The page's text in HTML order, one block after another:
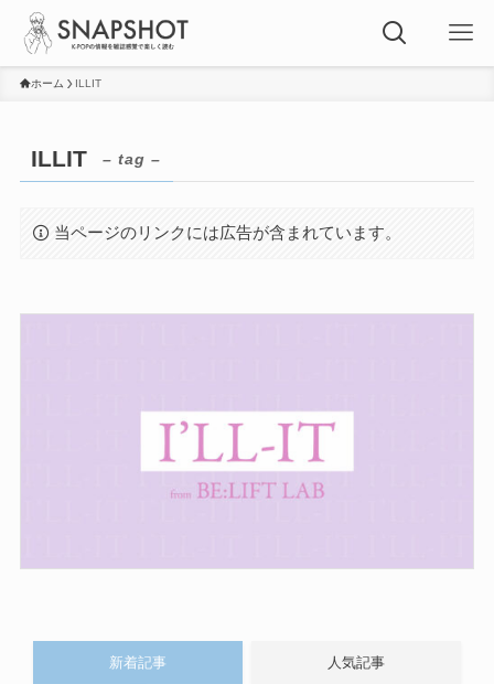
ホーム ILLIT
ILLIT – tag –
当ページのリンクには広告が含まれています。
新着記事 人気記事